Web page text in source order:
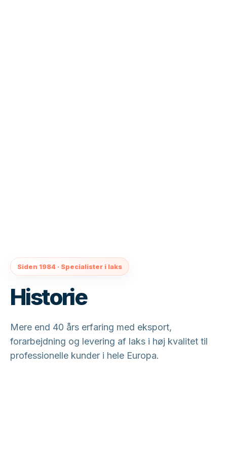
Siden 1984 · Specialister i laks
Historie
Mere end 40 års erfaring med eksport,
forarbejdning og levering af laks i høj kvalitet til
professionelle kunder i hele Europa.